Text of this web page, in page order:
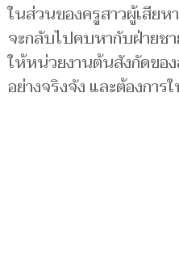
ในส่วนของครูสาวผู้เสีย
จะกลับไปคบหากับฝ่ายช
ให้หน่วยงานต้นสังกัดขอ
อย่างจริงจัง และต้องการ